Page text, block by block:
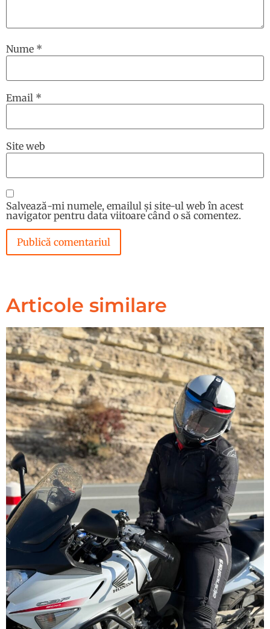
Nume *
Email *
Site web
Salvează-mi numele, emailul și site-ul web în acest
navigator pentru data viitoare când o să comentez.
Articole similare